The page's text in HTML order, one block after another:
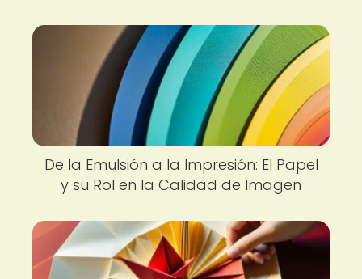
De la Emulsión a la Impresión: El Papel
y su Rol en la Calidad de Imagen